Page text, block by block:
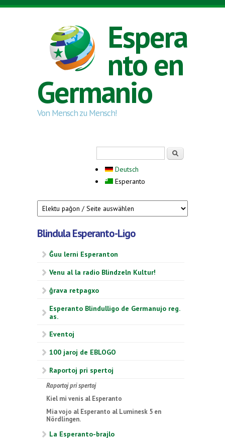
Skip to main content
Espera
nto en
Germanio
Von Mensch zu Mensch!
Deutsch
Esperanto
Blindula Esperanto-Ligo
Ĝuu lerni Esperanton
Venu al la radio Blindzeln Kultur!
ĝrava retpagxo
Esperanto Blindulligo de Germanujo reg.
as.
Eventoj
100 jaroj de EBLOGO
Raportoj pri spertoj
Raportoj pri spertoj
Kiel mi venis al Esperanto
Mia vojo al Esperanto al Luminesk 5 en
Nördlingen.
La Esperanto-brajlo